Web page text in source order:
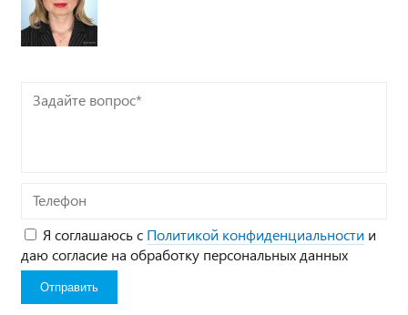
Задайте
вопрос*
Телефон
Я соглашаюсь с Политикой конфиденциальности и
даю согласие на обработку персональных данных